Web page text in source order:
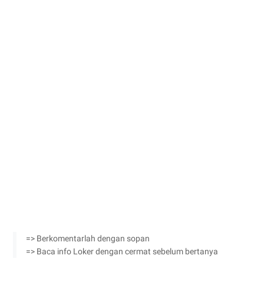
=> Berkomentarlah dengan sopan
=> Baca info Loker dengan cermat sebelum bertanya